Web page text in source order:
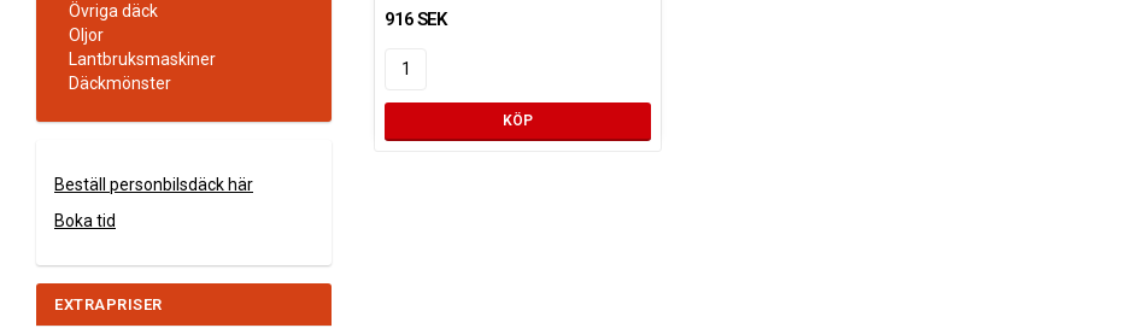
Övriga däck
Oljor
Lantbruksmaskiner
Däckmönster
Beställ personbilsdäck här
Boka tid
EXTRAPRISER
916 SEK
KÖP